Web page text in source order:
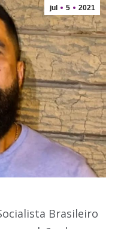
jul 5 2021
Brasileiro